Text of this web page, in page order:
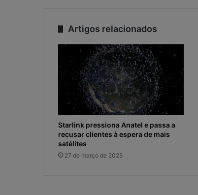
Artigos relacionados
Starlink pressiona Anatel e passa a
recusar clientes à espera de mais
satélites
27 de março de 2025